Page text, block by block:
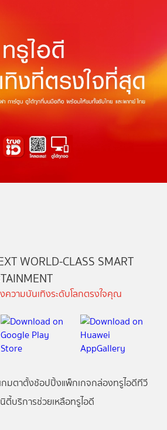
WORLD-CLASS SMART
ความบันเทิงระดับโลกตรงใจคุณ
เกมตาตั้งช้อปปิ้งแพ็กเกจกล่องทรูไอดีทีวี
ตี้บริการช่วยเหลือทรูไอดี